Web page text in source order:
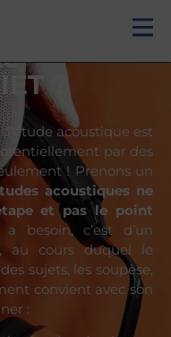
?
acoustique est
par des
! Prenons un
acoustiques ne
et pas le point
besoin, c’est d’un
au cours duquel le
sujets, les soupèse,
convient avec son
: